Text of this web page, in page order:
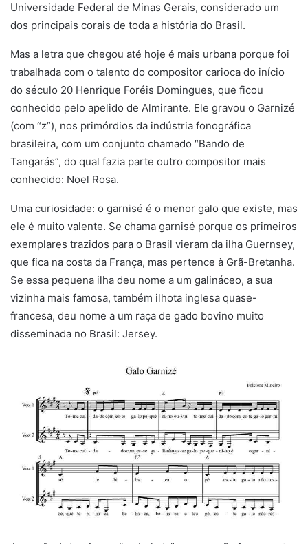
Universidade Federal de Minas Gerais, considerado um
dos principais corais de toda a história do Brasil.
Mas a letra que chegou até hoje é mais urbana porque foi
trabalhada com o talento do compositor carioca do início
do século 20 Henrique Foréis Domingues, que ficou
conhecido pelo apelido de Almirante. Ele gravou o Garnizé
(com “z”), nos primórdios da indústria fonográfica
brasileira, com um conjunto chamado “Bando de
Tangarás”, do qual fazia parte outro compositor mais
conhecido: Noel Rosa.
Uma curiosidade: o garnisé é o menor galo que existe, mas
ele é muito valente. Se chama garnisé porque os primeiros
exemplares trazidos para o Brasil vieram da ilha Guernsey,
que fica na costa da França, mas pertence à Grã-Bretanha.
Se essa pequena ilha deu nome a um galináceo, a sua
vizinha mais famosa, também ilhota inglesa quase-
francesa, deu nome a um raça de gado bovino muito
disseminada no Brasil: Jersey.